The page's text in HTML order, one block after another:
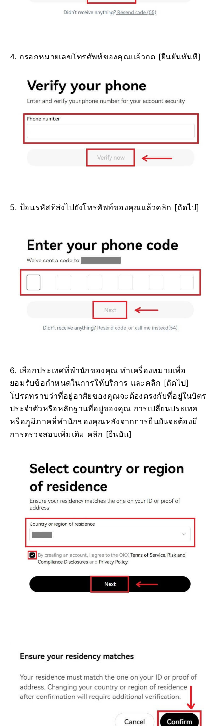
4. กรอกหมายเลขโทรศัพท์ของคุณแล้วกด [ยืนยันทันที]
5. ป้อนรหัสที่ส่งไปยังโทรศัพท์ของคุณแล้วคลิก [ถัดไป]
6. เลือกประเทศที่พำนักของคุณ ทำเครื่องหมายเพื่อ
ยอมรับข้อกำหนดในการให้บริการ และคลิก [ถัดไป]
โปรดทราบว่าที่อยู่อาศัยของคุณจะต้องตรงกับที่อยู่ในบัตร
ประจำตัวหรือหลักฐานที่อยู่ของคุณ การเปลี่ยนประเทศ
หรือภูมิภาคที่พำนักของคุณหลังจากการยืนยันจะต้องมี
การตรวจสอบเพิ่มเติม คลิก [ยืนยัน]